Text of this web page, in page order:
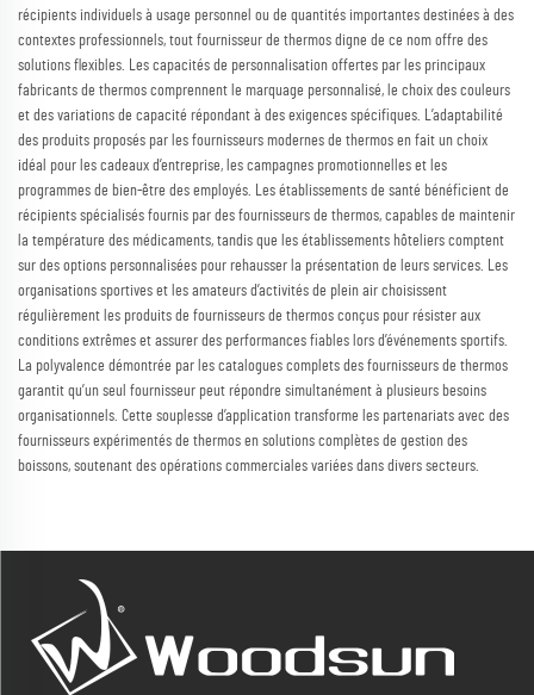
récipients individuels à usage personnel ou de quantités importantes destinées à des
contextes professionnels, tout fournisseur de thermos digne de ce nom offre des
solutions flexibles. Les capacités de personnalisation offertes par les principaux
fabricants de thermos comprennent le marquage personnalisé, le choix des couleurs
et des variations de capacité répondant à des exigences spécifiques. L’adaptabilité
des produits proposés par les fournisseurs modernes de thermos en fait un choix
idéal pour les cadeaux d’entreprise, les campagnes promotionnelles et les
programmes de bien-être des employés. Les établissements de santé bénéficient de
récipients spécialisés fournis par des fournisseurs de thermos, capables de maintenir
la température des médicaments, tandis que les établissements hôteliers comptent
sur des options personnalisées pour rehausser la présentation de leurs services. Les
organisations sportives et les amateurs d’activités de plein air choisissent
régulièrement les produits de fournisseurs de thermos conçus pour résister aux
conditions extrêmes et assurer des performances fiables lors d’événements sportifs.
La polyvalence démontrée par les catalogues complets des fournisseurs de thermos
garantit qu’un seul fournisseur peut répondre simultanément à plusieurs besoins
organisationnels. Cette souplesse d’application transforme les partenariats avec des
fournisseurs expérimentés de thermos en solutions complètes de gestion des
boissons, soutenant des opérations commerciales variées dans divers secteurs.